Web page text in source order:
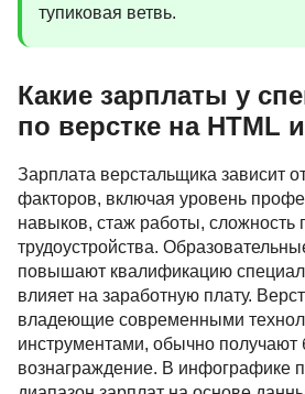
тупиковая ветвь.
Какие зарплаты у
по верстке на HTML
Зарплата верстальщика зависит
факторов, включая уровень
навыков, стаж работы, сложность
трудоустройства.
повышают квалификацию
влияет на заработную плату.
владеющие современными
инструментами, обычно получают
вознаграждение. В инфографике